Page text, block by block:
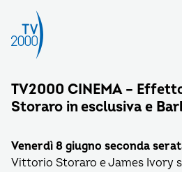
TV2000 CINEMA –
Storaro in esclusiva e
Venerdì 8 giugno seconda
Vittorio Storaro e James Ivory